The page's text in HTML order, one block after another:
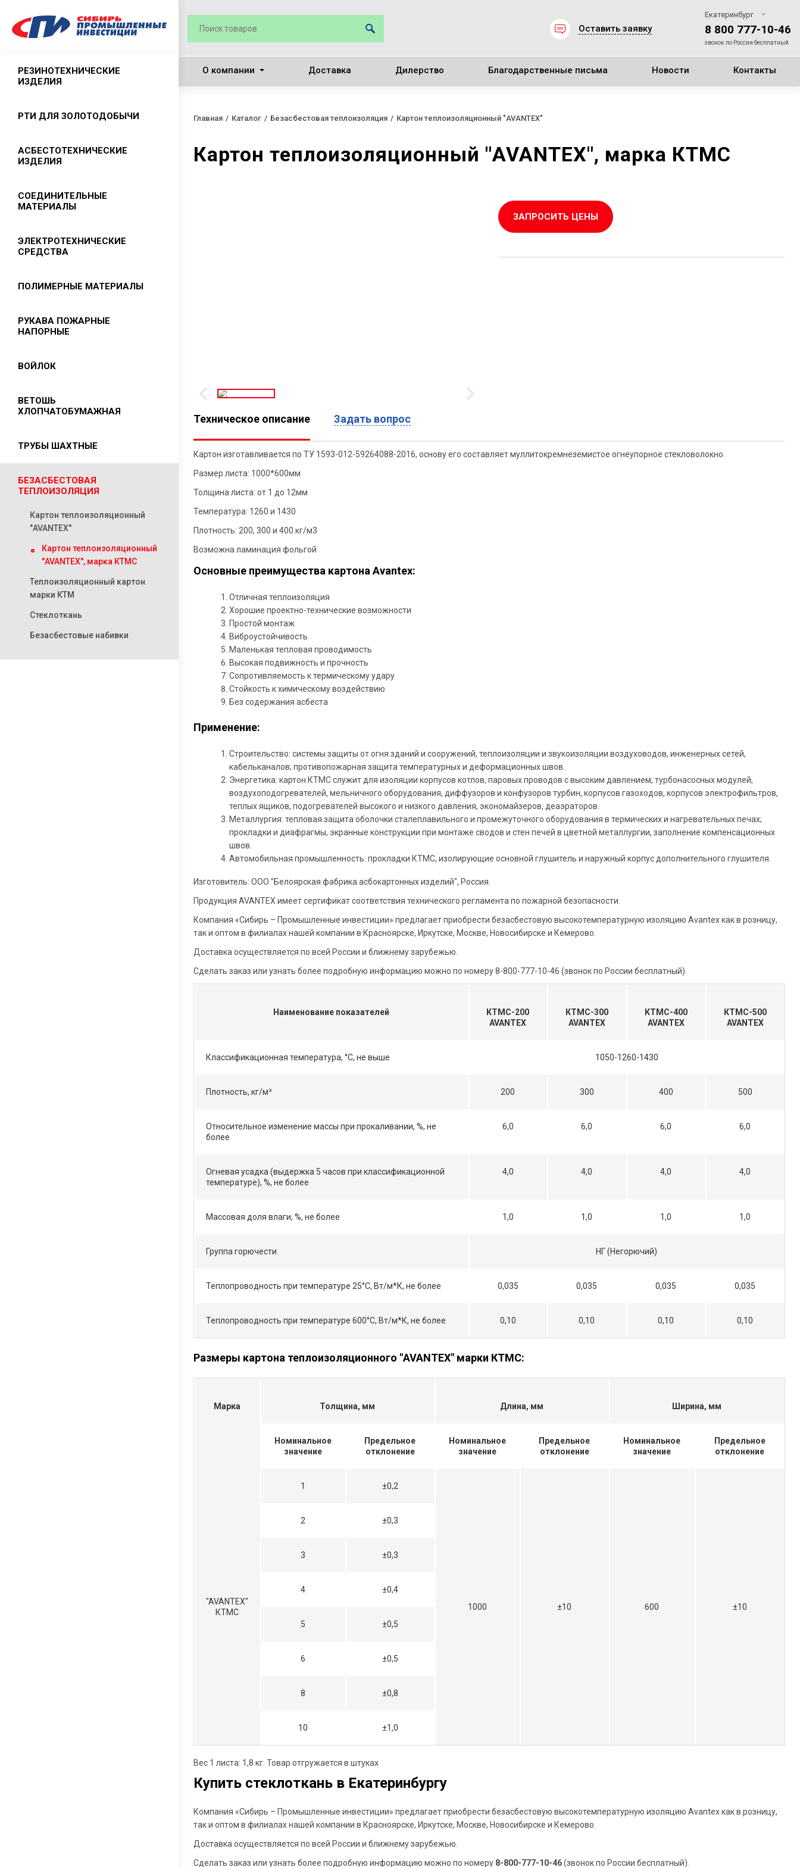
РЕЗИНОТЕХНИЧЕСКИЕ
ИЗДЕЛИЯ
Резиновые рукава
Технические пластины
(техпластины)
Резиновые ковры
Резиновый клей
Манжеты
Бурукрытия
Уплотнитель для окон
РТИ ДЛЯ ЗОЛОТОДОБЫЧИ
АСБЕСТОТЕХНИЧЕСКИЕ
ИЗДЕЛИЯ
Асбест хризотиловый
Листовой паронит
Картон асбестовый
Листы асбостальные
КАП
СОЕДИНИТЕЛЬНЫЕ
МАТЕРИАЛЫ
Камлоки
Хомуты
ЭЛЕКТРОТЕХНИЧЕСКИЕ
СРЕДСТВА
Изолента
Стеклотекстолит
ПОЛИМЕРНЫЕ МАТЕРИАЛЫ
Фторопласт
ФУМ лента
РУКАВА ПОЖАРНЫЕ
НАПОРНЫЕ
ВОЙЛОК
ВЕТОШЬ
ХЛОПЧАТОБУМАЖНАЯ
ТРУБЫ ШАХТНЫЕ
БЕЗАСБЕСТОВАЯ
ТЕПЛОИЗОЛЯЦИЯ
Картон теплоизоляционный
"AVANTEX"
Картон теплоизоляционный
"AVANTEX", марка КТМС
Теплоизоляционный картон
марки КТМ
Стеклоткань
Безасбестовые набивки
Екатеринбург
8 800 777-10-46
звонок по России бесплатный
Оставить заявку
О компании Доставка Дилерство Благодарственные письма Новости Контакты
Главная Каталог Безасбестовая теплоизоляция Картон теплоизоляционный "AVANTEX"
Картон теплоизоляционный "AVANTEX", марка КТМС
ЗАПРОСИТЬ ЦЕНЫ
Техническое описание Задать вопрос
Картон изготавливается по ТУ 1593-012-59264088-2016, основу его составляет муллитокремнезёмистое огнеупорное стекловолокно.
Размер листа: 1000*600мм
Толщина листа: от 1 до 12мм
Температура: 1260 и 1430
Плотность: 200, 300 и 400 кг/м3
Возможна ламинация фольгой
Основные преимущества картона Avantex:
Отличная теплоизоляция
Хорошие проектно-технические возможности
Простой монтаж
Виброустойчивость
Маленькая тепловая проводимость
Высокая подвижность и прочность
Сопротивляемость к термическому удару
Стойкость к химическому воздействию
Без содержания асбеста
Применение:
Строительство: системы защиты от огня зданий и сооружений, теплоизоляции и звукоизоляции воздуховодов, инженерных сетей,
кабельканалов; противопожарная защита температурных и деформационных швов.
Энергетика: картон КТМС служит для изоляции корпусов котлов, паровых проводов с высоким давлением, турбонасосных модулей,
воздухоподогревателей, мельничного оборудования, диффузоров и конфузоров турбин, корпусов газоходов, корпусов электрофильтров,
теплых ящиков, подогревателей высокого и низкого давления, экономайзеров, деаэраторов.
Металлургия: тепловая защита оболочки сталеплавильного и промежуточного оборудования в термических и нагревательных печах;
прокладки и диафрагмы, экранные конструкции при монтаже сводов и стен печей в цветной металлургии, заполнение компенсационных
швов.
Автомобильная промышленность: прокладки КТМС, изолирующие основной глушитель и наружный корпус дополнительного глушителя.
Изготовитель: ООО "Белоярская фабрика асбокартонных изделий", Россия.
Продукция AVANTEX имеет сертификат соответствия технического регламента по пожарной безопасности.
Компания «Сибирь – Промышленные инвестиции» предлагает приобрести безасбестовую высокотемпературную изоляцию Avantex как в розницу,
так и оптом в филиалах нашей компании в Красноярске, Иркутске, Москве, Новосибирске и Кемерово.
Доставка осуществляется по всей России и ближнему зарубежью.
Сделать заказ или узнать более подробную информацию можно по номеру 8-800-777-10-46 (звонок по России бесплатный).
Наименование показателей
КТМС-200
AVANTEX
КТМС-300
AVANTEX
КТМС-400
AVANTEX
КТМС-500
AVANTEX
Классификационная температура, °С, не выше 1050-1260-1430
Плотность, кг/м³ 200 300 400 500
Относительное изменение массы при прокаливании, %, не
более
6,0 6,0 6,0 6,0
Огневая усадка (выдержка 5 часов при классификационной
температуре), %, не более
4,0 4,0 4,0 4,0
Массовая доля влаги, %, не более 1,0 1,0 1,0 1,0
Группа горючести НГ (Негорючий)
Теплопроводность при температуре 25°С, Вт/м*К, не более 0,035 0,035 0,035 0,035
Теплопроводность при температуре 600°С, Вт/м*К, не более 0,10 0,10 0,10 0,10
Размеры картона теплоизоляционного "AVANTEX" марки КТМС:
Марка Толщина, мм Длина, мм Ширина, мм
Номинальное
значение
Предельное
отклонение
Номинальное
значение
Предельное
отклонение
Номинальное
значение
Предельное
отклонение
"AVANTEX"
КТМС
1 ±0,2
1000 ±10 600 ±10
2 ±0,3
3 ±0,3
4 ±0,4
5 ±0,5
6 ±0,5
8 ±0,8
10 ±1,0
Вес 1 листа: 1,8 кг. Товар отгружается в штуках
Купить стеклоткань в Екатеринбургу
Компания «Сибирь – Промышленные инвестиции» предлагает приобрести безасбестовую высокотемпературную изоляцию Avantex как в розницу,
так и оптом в филиалах нашей компании в Красноярске, Иркутске, Москве, Новосибирске и Кемерово.
Доставка осуществляется по всей России и ближнему зарубежью.
Сделать заказ или узнать более подробную информацию можно по номеру 8-800-777-10-46(звонок по России бесплатный).